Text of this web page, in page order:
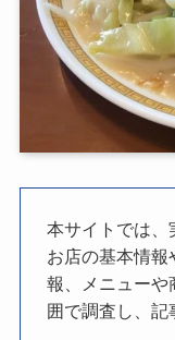
本サイトでは、
お店の基本情
報、メニューや
囲で調査し、記